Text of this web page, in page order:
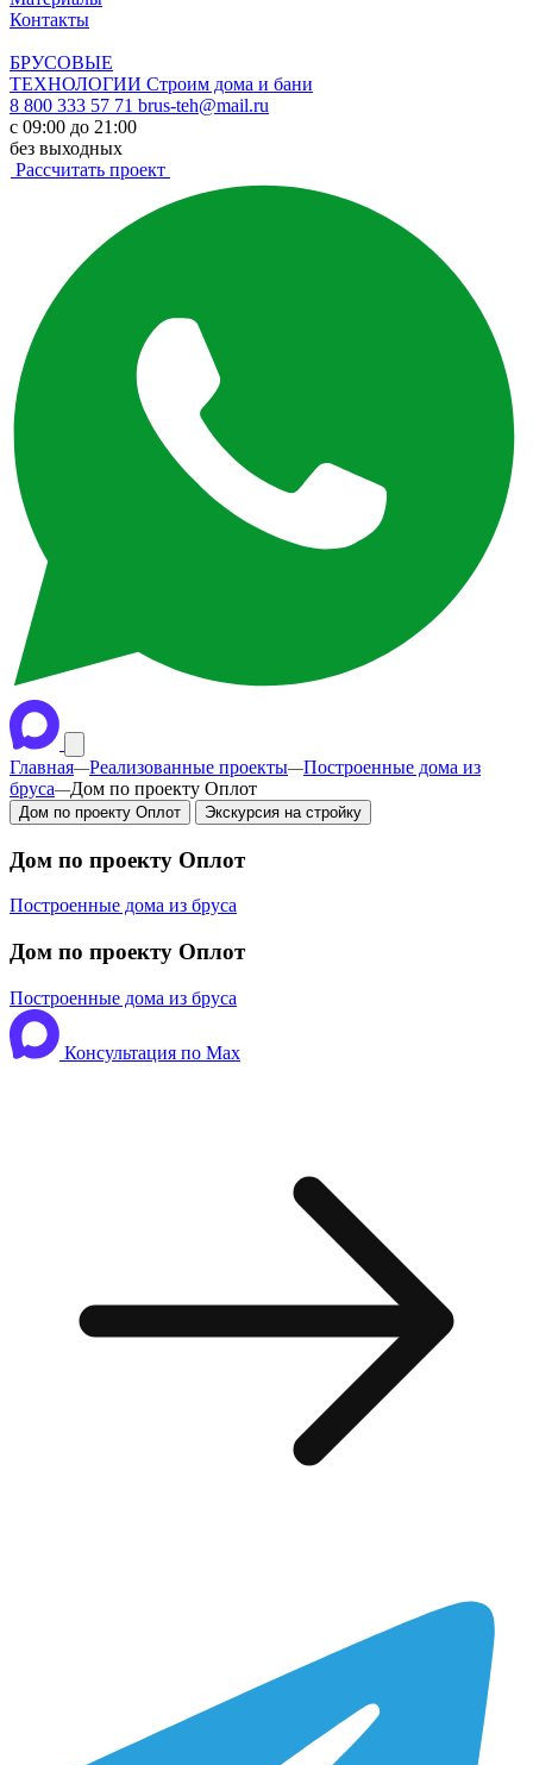
Контакты
БРУСОВЫЕ
ТЕХНОЛОГИИ Строим дома и бани
8 800 333 57 71 brus-teh@mail.ru
с 09:00 до 21:00
без выходных
Рассчитать проект
Главная—Реализованные проекты—Построенные дома из
бруса—Дом по проекту Оплот
Дом по проекту Оплот Экскурсия на стройку
Дом по проекту Оплот
Построенные дома из бруса
Дом по проекту Оплот
Построенные дома из бруса
Консультация по Max